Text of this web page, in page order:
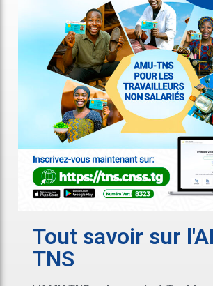
Tout savoir sur
TNS